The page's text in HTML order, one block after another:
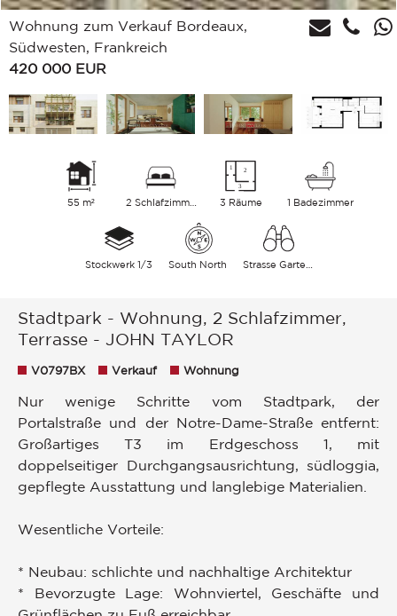
Wohnung zum Verkauf Bordeaux,
Südwesten, Frankreich
420 000 EUR
55 m² 2 Schlafzimmer 3 Räume 1 Badezimmer
Stockwerk 1/3 South North
Stadtpark - Wohnung, 2 Schlafzimmer,
Terrasse - JOHN TAYLOR
V0797BX Verkauf Wohnung
Nur wenige Schritte vom Stadtpark, der
Portalstraße und der Notre-Dame-Straße entfernt:
Großartiges T3 im Erdgeschoss 1, mit
doppelseitiger Durchgangsausrichtung, südloggia,
gepflegte Ausstattung und langlebige Materialien.
Wesentliche Vorteile:
* Neubau: schlichte und nachhaltige Architektur
* Bevorzugte Lage: Wohnviertel, Geschäfte und